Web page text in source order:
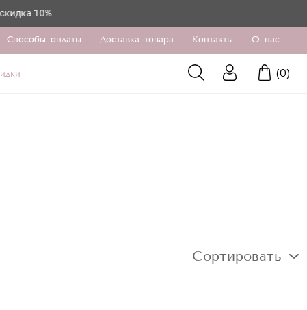
Способы оплаты Доставка товара Контакты О нас
(0)
Сортировать